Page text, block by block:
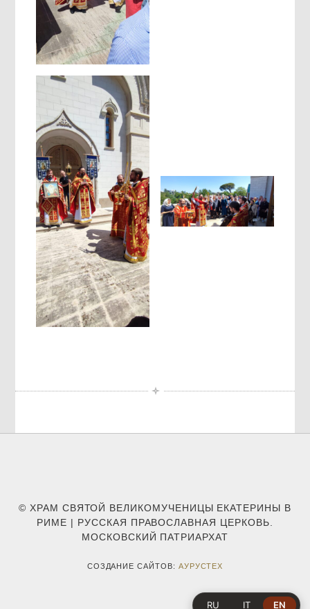
RU IT EN
© ХРАМ СВЯТОЙ ВЕЛИКОМУЧЕНИЦЫ ЕКАТЕРИНЫ В
РИМЕ | РУССКАЯ ПРАВОСЛАВНАЯ ЦЕРКОВЬ.
МОСКОВСКИЙ ПАТРИАРХАТ
СОЗДАНИЕ САЙТОВ: АУРУСТЕХ